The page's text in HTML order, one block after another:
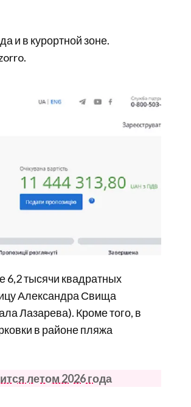
и в курортной зоне.
6,2 тысячи квадратных
Александра Свища
Лазарева). Кроме того, в
в районе пляжа
летом 2026 года